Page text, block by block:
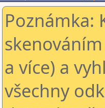
Poznámka:
a více) a
všechny